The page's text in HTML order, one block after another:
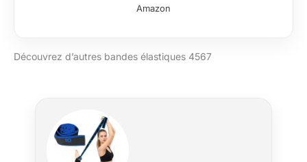
Amazon
Découvrez d’autres bandes élastiques 4567